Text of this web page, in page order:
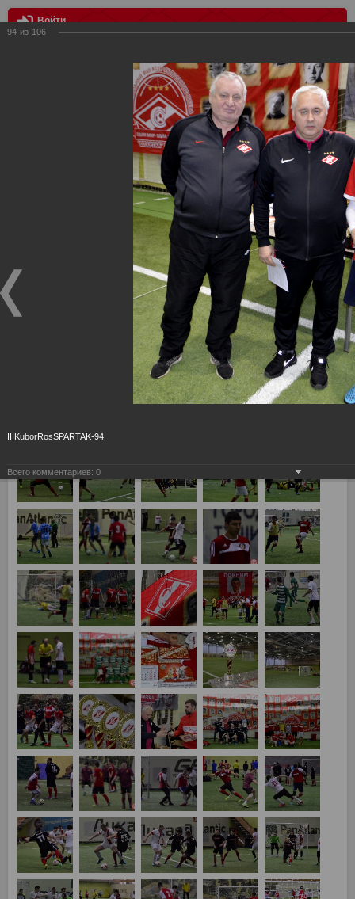
Войти
III Розыгрыш Кубка Российского "Спартака"
Фотографии с матчей Спартака, Сборной
Награждения>Сезон 2018 >
III Розыгрыш Кубка
Российского "Спартака"
Награждения ФК Спартак Москва
III Розыгрыш Кубка Российского "Спартака"
94 из 106
IIIKuborRosSPARTAK-94
Всего комментариев: 0